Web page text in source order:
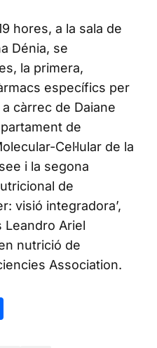
hores, a la sala de
Dénia, se
la primera,
específics per
càrrec de Daiane
de
Cel·lular de la
i la segona
de
visió integradora’,
Leandro Ariel
nutrició de
Association.